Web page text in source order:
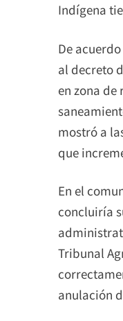
Indígena
De
al decreto
en zona de
mostró a
que
En el
concluiría
Tribunal
anulación